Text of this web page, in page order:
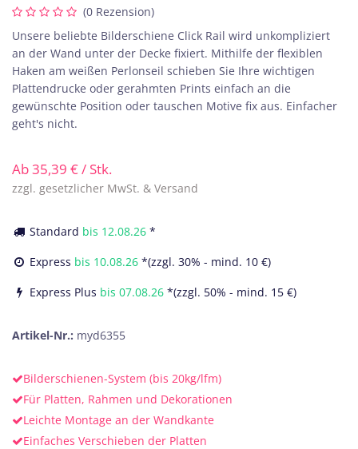
(0 Rezension)
Unsere beliebte Bilderschiene Click Rail wird unkompliziert
an der Wand unter der Decke fixiert. Mithilfe der flexiblen
Haken am weißen Perlonseil schieben Sie Ihre wichtigen
Plattendrucke oder gerahmten Prints einfach an die
gewünschte Position oder tauschen Motive fix aus. Einfacher
geht's nicht.
Ab35,39 €/ Stk.
zzgl. gesetzlicher MwSt. & Versand
Standard bis 12.08.26 *
Express bis 10.08.26 *(zzgl. 30% - mind. 10 €)
Express Plus bis 07.08.26 *(zzgl. 50% - mind. 15 €)
Artikel-Nr.: myd6355
Bilderschienen-System (bis 20kg/lfm)
Für Platten, Rahmen und Dekorationen
Leichte Montage an der Wandkante
Einfaches Verschieben der Platten